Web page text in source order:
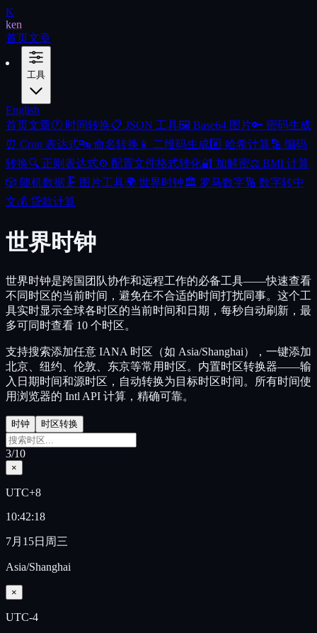
K
ken
首页文章
工具
English
首页文章🕐 时间转换📋 JSON 工具🖼️ Base64 图片🔑 密码生成
⏰ Cron 表达式🔤 命名转换 📱 二维码生成#️⃣ 哈希计算🔡 编码
转换🔍 正则表达式⚙️ 配置文件格式转化🔐 加解密⚖️ BMI 计算
🎲 随机数据 🗜️ 图片工具🌍 世界时钟🏛️ 罗马数字🔢 数字转中
文💰 贷款计算
世界时钟
世界时钟是跨国团队协作和远程工作的必备工具——快速查看
不同时区的当前时间，避免在不合适的时间打扰同事。这个工
具实时显示全球各时区的当前时间和日期，每秒自动刷新，最
多可同时查看 10 个时区。
支持搜索添加任意 IANA 时区（如 Asia/Shanghai），一键添加
北京、纽约、伦敦、东京等常用时区。内置时区转换器——输
入日期时间和源时区，自动转换为目标时区时间。所有时间使
用浏览器的 Intl API 计算，精确可靠。
时钟 时区转换
3/10
×
UTC+8
10:42:18
7月15日周三
Asia/Shanghai
×
UTC-4